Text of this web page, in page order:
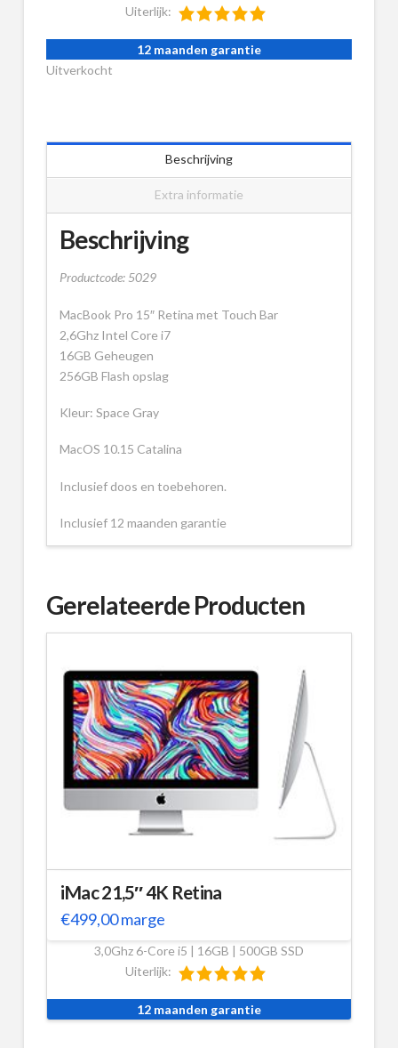
Uiterlijk:
12 maanden garantie
Uitverkocht
Beschrijving
Extra informatie
Beschrijving
Productcode: 5029
MacBook Pro 15″ Retina met Touch Bar
2,6Ghz Intel Core i7
16GB Geheugen
256GB Flash opslag
Kleur: Space Gray
MacOS 10.15 Catalina
Inclusief doos en toebehoren.
Inclusief 12 maanden garantie
Gerelateerde Producten
iMac 21,5″ 4K Retina
€499,00marge
3,0Ghz 6-Core i5 | 16GB | 500GB SSD
Uiterlijk:
12 maanden garantie